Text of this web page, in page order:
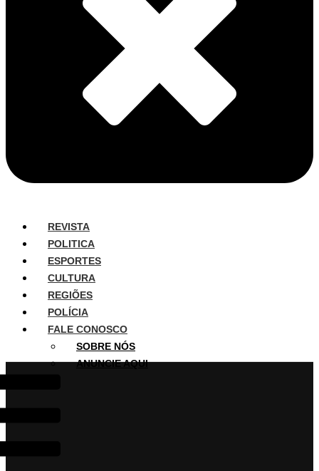
REVISTA
POLITICA
ESPORTES
CULTURA
REGIÕES
POLÍCIA
FALE CONOSCO
SOBRE NÓS
ANUNCIE AQUI